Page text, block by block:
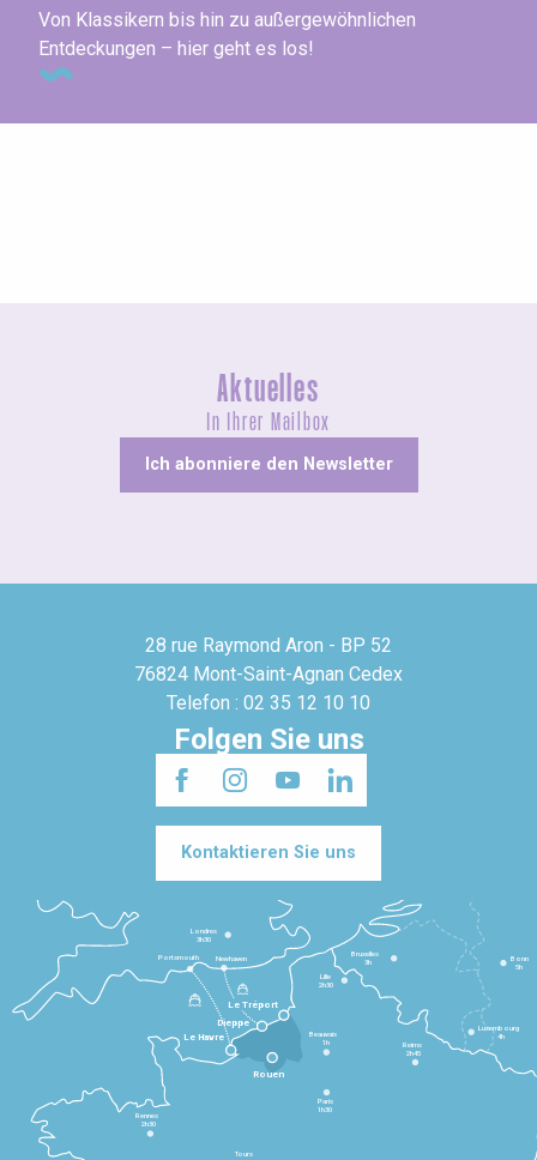
Von Klassikern bis hin zu außergewöhnlichen
Entdeckungen – hier geht es los!
Aktuelles
In Ihrer Mailbox
Ich abonniere den Newsletter
28 rue Raymond Aron - BP 52
76824 Mont-Saint-Agnan Cedex
Telefon : 02 35 12 10 10
Folgen Sie uns
Kontaktieren Sie uns
Le Havre
Dieppe
Le Tréport
Rennes
2h30
Tours
Paris
1h30
Beauvais
1h
Reims
2h45
Lille
2h30
Bruxelles
3h
Londres
3h30
Newhaven
Portsmouth
Bonn
5h
Luxembourg
4h
Rouen